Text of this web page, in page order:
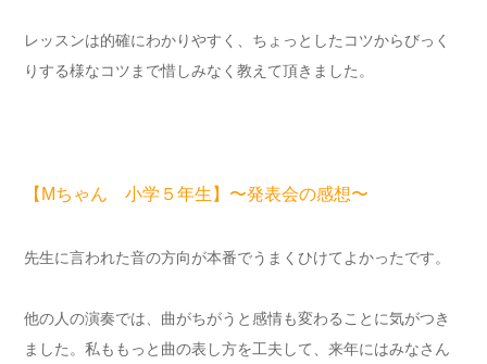
レッスンは的確にわかりやすく、ちょっとしたコツからびっく
りする様なコツまで惜しみなく教えて頂きました。
【Mちゃん 小学５年生】〜発表会の感想〜
先生に言われた音の方向が本番でうまくひけてよかったです。
他の人の演奏では、曲がちがうと感情も変わることに気がつき
ました。私ももっと曲の表し方を工夫して、来年にはみなさん